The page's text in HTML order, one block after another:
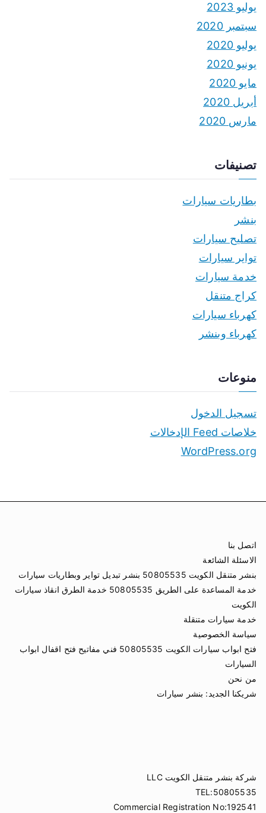
يوليو 2023
سبتمبر 2020
يوليو 2020
يونيو 2020
مايو 2020
أبريل 2020
مارس 2020
تصنيفات
بطاريات سيارات
بنشر
تصليح سيارات
تواير سيارات
خدمة سيارات
كراج متنقل
كهرباء سيارات
كهرباء وبنشر
منوعات
تسجيل الدخول
خلاصات Feed الإدخالات
WordPress.org
اتصل بنا
الاسئلة الشائعة
بنشر متنقل الكويت 50805535 بنشر تبديل تواير وبطاريات سيارات
خدمة المساعدة على الطريق 50805535 خدمة الطرق انقاذ سيارات
الكويت
خدمة سيارات متنقلة
سياسة الخصوصية
فتح ابواب سيارات الكويت 50805535 فني مفاتيح فتح اقفال ابواب
السيارات
من نحن
شريكنا الجديد: بنشر سيارات
شركة بنشر متنقل الكويت LLC
TEL:50805535
Commercial Registration No:192541